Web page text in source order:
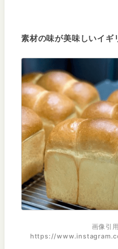
素材の味が美味しいイギ
https://